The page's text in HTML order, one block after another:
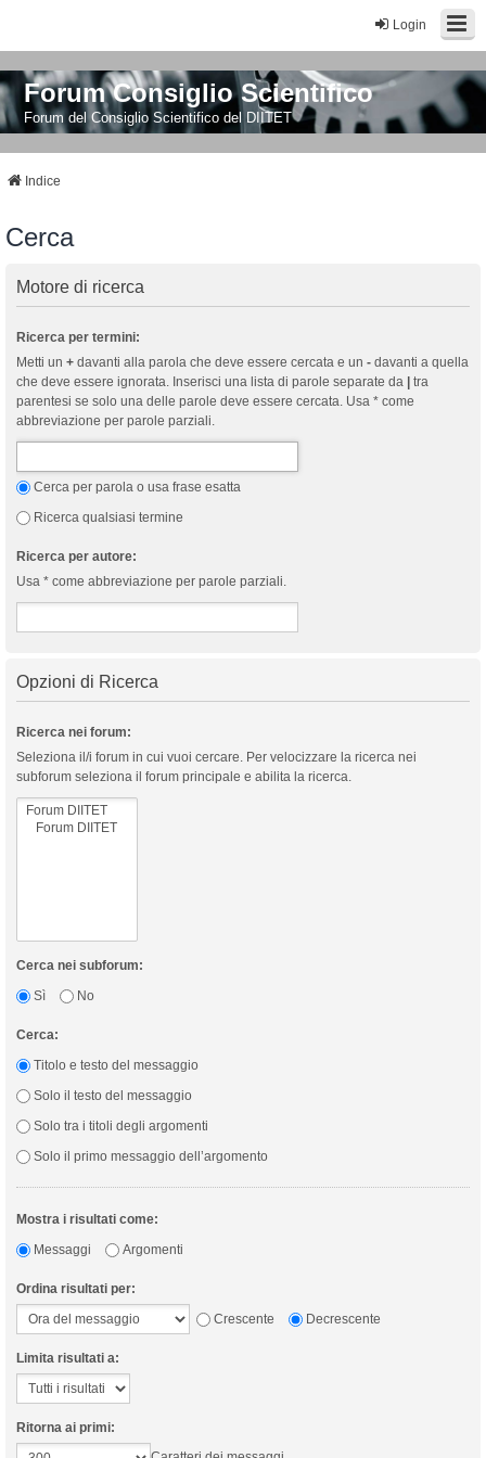
Login
Forum Consiglio Scientifico
Forum del Consiglio Scientifico del DIITET
Indice
Cerca
Motore di ricerca
Ricerca per termini:
Metti un + davanti alla parola che deve essere cercata e un - davanti a quella
che deve essere ignorata. Inserisci una lista di parole separate da
tra
parentesi se solo una delle parole deve essere cercata. Usa * come
abbreviazione per parole parziali.
Cerca per parola o usa frase esatta
Ricerca qualsiasi termine
Ricerca per autore:
Usa * come abbreviazione per parole parziali.
Opzioni di Ricerca
Ricerca nei forum:
Seleziona il/i forum in cui vuoi cercare. Per velocizzare la ricerca nei
subforum seleziona il forum principale e abilita la ricerca.
Cerca nei subforum:
Sì
No
Cerca:
Titolo e testo del messaggio
Solo il testo del messaggio
Solo tra i titoli degli argomenti
Solo il primo messaggio dell’argomento
Mostra i risultati come:
Messaggi
Argomenti
Ordina risultati per:
Crescente
Decrescente
Limita risultati a:
Ritorna ai primi: